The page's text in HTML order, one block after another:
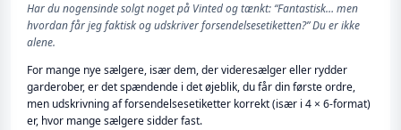
Har du nogensinde solgt noget på Vinted og tænkt: “Fantastisk… men
hvordan får jeg faktisk og udskriver forsendelsesetiketten?” Du er ikke
alene.
For mange nye sælgere, især dem, der videresælger eller rydder
garderober, er det spændende i det øjeblik, du får din første ordre,
men udskrivning af forsendelsesetiketter korrekt (især i 4 × 6-format)
er, hvor mange sælgere sidder fast.